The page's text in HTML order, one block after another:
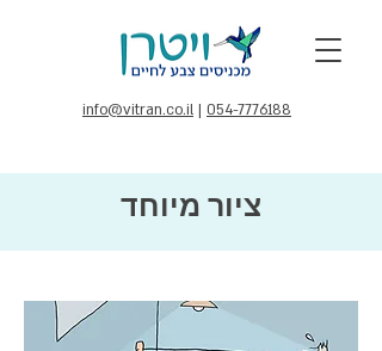
info@vitran.co.il | 054-7776188
ציור מיוחד